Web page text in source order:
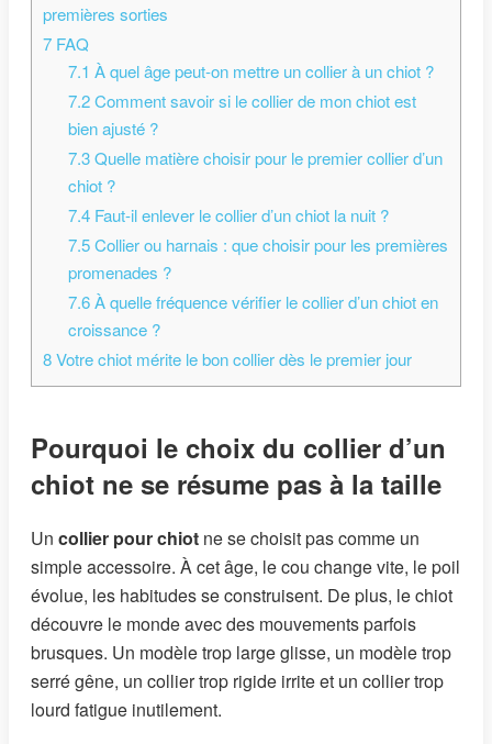
premières sorties
7 FAQ
7.1 À quel âge peut-on mettre un collier à un chiot ?
7.2Comment savoir si le collier de mon chiot est
bien ajusté ?
7.3Quelle matière choisir pour le premier collier d’un
chiot ?
7.4Faut-il enlever le collier d’un chiot la nuit ?
7.5Collier ou harnais : que choisir pour les premières
promenades ?
7.6À quelle fréquence vérifier le collier d’un chiot en
croissance ?
8Votre chiot mérite le bon collier dès le premier jour
Pourquoi le choix du collier d’un
chiot ne se résume pas à la taille
Un collier pour chiot ne se choisit pas comme un
simple accessoire. À cet âge, le cou change vite, le poil
évolue, les habitudes se construisent. De plus, le chiot
découvre le monde avec des mouvements parfois
brusques. Un modèle trop large glisse, un modèle trop
serré gêne, un collier trop rigide irrite et un collier trop
lourd fatigue inutilement.